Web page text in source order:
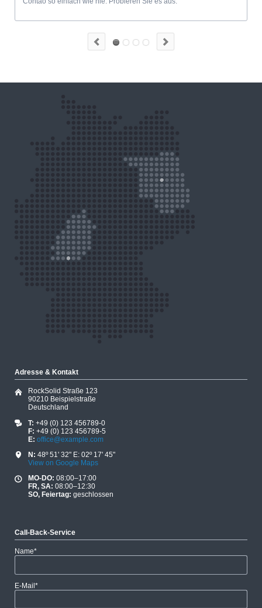
Adresse & Kontakt
RockSolid Straße 123
90210 Beispielstraße
Deutschland
T: +49 (0) 123 456789-0
F: +49 (0) 123 456789-5
E: office@example.com
N: 48º 51' 32" E: 02º 17' 45"
View on Google Maps
MO-DO: 08:00–17:00
FR, SA: 08:00–12:30
SO, Feiertag: geschlossen
Call-Back-Service
Pflichtfeld
Name*
Pflichtfeld
E-Mail *